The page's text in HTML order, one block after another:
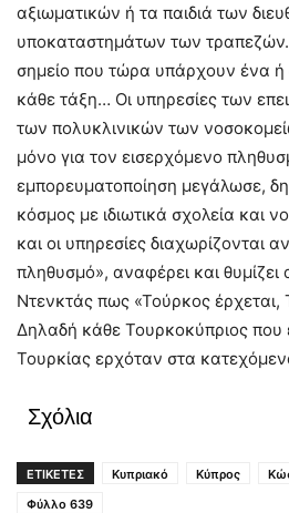
αξιωματικών ή τα παιδιά των
υποκαταστημάτων των
σημείο που τώρα υπάρχουν ένα
κάθε τάξη… Οι υπηρεσίες των
των πολυκλινικών των
μόνο για τον εισερχόμενο
εμπορευματοποίηση μεγάλωσε,
κόσμος με ιδιωτικά σχολεία και
και οι υπηρεσίες διαχωρίζονται
πληθυσμό», αναφέρει και
Ντενκτάς πως «Τούρκος έρχεται,
Δηλαδή κάθε Τουρκοκύπριος που
Τουρκίας ερχόταν στα
Σχόλια
ΕΤΙΚΕΤΕΣ Κυπριακό Κύπρος
Φύλλο 639